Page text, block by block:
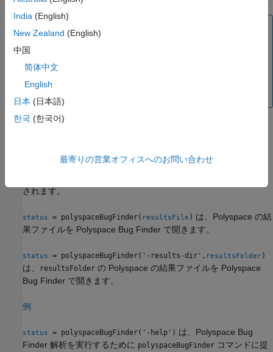
プション オブジェクトのみを使用します。1 番目の引数
が Polyspace オプション オブジェクトの場合、名前と値
= polyspaceBugFinder( , '-nodesktop')
されます。
status = polyspaceBugFinder( resultsFile ) は、Polyspace の結
果ファイルを Polyspace Bug Finder で開きます。
status = polyspaceBugFinder('-results-dir', resultsFolder)
は、 resultsFolder の Polyspace の結果ファイルを Polyspace
Bug Finder で開きます。
例
status = polyspaceBugFinder('-help') は、 Polyspace Bug
Finder 解析を実行するために polyspaceBugFinder コマンドに提
India (English)
New Zealand (English)
中国
简体中文
English
日本 (日本語)
한국 (한국어)
最寄りの営業オフィスへのお問い合わせ